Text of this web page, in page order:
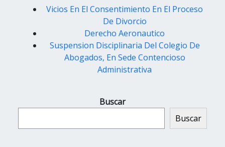
Vicios En El Consentimiento En El Proceso
De Divorcio
Derecho Aeronautico
Suspension Disciplinaria Del Colegio De
Abogados, En Sede Contencioso
Administrativa
Buscar
Buscar